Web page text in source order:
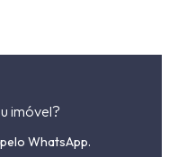
imóvel?
WhatsApp.